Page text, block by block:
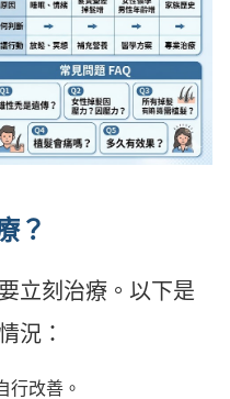
？
立刻治療。以下是
況：
行改善。